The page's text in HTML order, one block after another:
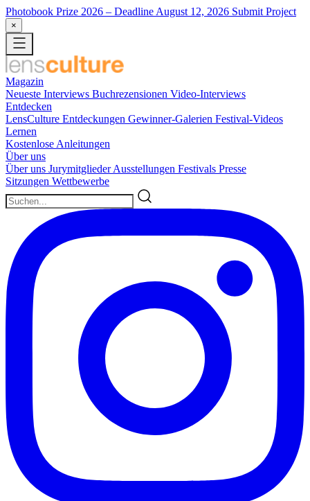
Photobook Prize 2026 – Deadline August 12, 2026 Submit Project
×
Magazin
Neueste Interviews Buchrezensionen Video-Interviews
Entdecken
LensCulture Entdeckungen Gewinner-Galerien Festival-Videos
Lernen
Kostenlose Anleitungen
Über uns
Über uns JurymitgliederAusstellungen Festivals Presse
Sitzungen Wettbewerbe